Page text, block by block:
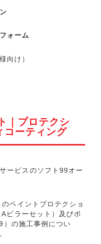
ォーム
向け）
｜プロテクシ
コーティング
ービスのソフト99オー
ペイントプロテクショ
ピラーセット）及びボ
の施工事例につい